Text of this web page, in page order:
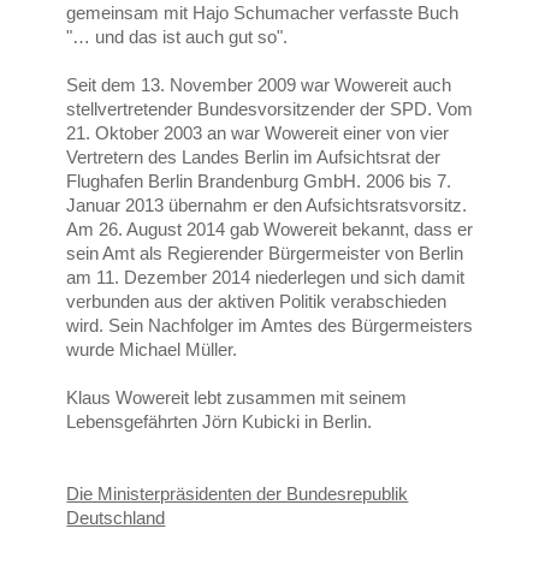
gemeinsam mit Hajo Schumacher verfasste Buch
"… und das ist auch gut so".
Seit dem 13. November 2009 war Wowereit auch
stellvertretender Bundesvorsitzender der SPD. Vom
21. Oktober 2003 an war Wowereit einer von vier
Vertretern des Landes Berlin im Aufsichtsrat der
Flughafen Berlin Brandenburg GmbH. 2006 bis 7.
Januar 2013 übernahm er den Aufsichtsratsvorsitz.
Am 26. August 2014 gab Wowereit bekannt, dass er
sein Amt als Regierender Bürgermeister von Berlin
am 11. Dezember 2014 niederlegen und sich damit
verbunden aus der aktiven Politik verabschieden
wird. Sein Nachfolger im Amtes des Bürgermeisters
wurde Michael Müller.
Klaus Wowereit lebt zusammen mit seinem
Lebensgefährten Jörn Kubicki in Berlin.
Die Ministerpräsidenten der Bundesrepublik
Deutschland